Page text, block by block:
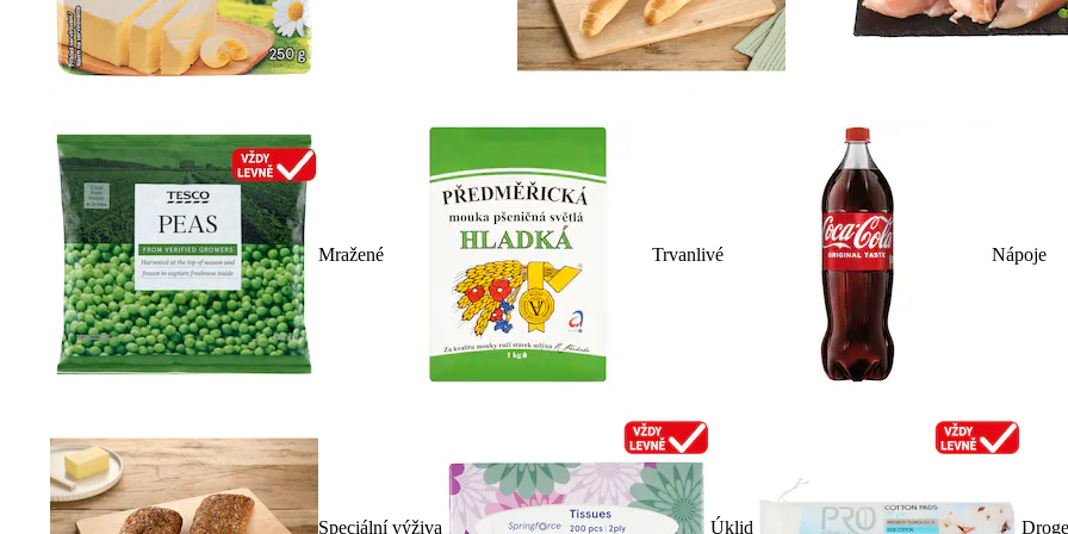
Mražené Trvanlivé Nápoje
Speciální výživa Úklid